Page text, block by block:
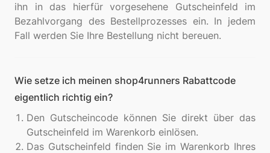
ihn in das hierfür vorgesehene Gutscheinfeld im
Bezahlvorgang des Bestellprozesses ein. In jedem
Wie setze ich meinen shop4runners Rabattcode
eigentlich richtig ein?
Den Gutscheincode können Sie direkt über das
Gutscheinfeld im Warenkorb einlösen.
Das Gutscheinfeld finden Sie im Warenkorb Ihres